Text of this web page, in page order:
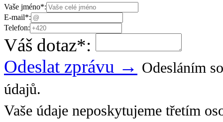
Vaše jméno*:
E-mail*:
Telefon:
Váš dotaz*:
Odeslat zprávu → Odesláním
údajů.
Vaše údaje neposkytujeme třetím